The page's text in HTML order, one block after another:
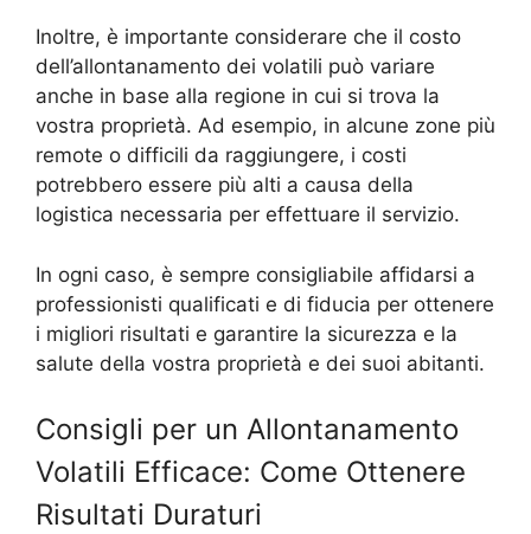
Inoltre, è importante considerare che il costo
dell’allontanamento dei volatili può variare
anche in base alla regione in cui si trova la
vostra proprietà. Ad esempio, in alcune zone più
remote o difficili da raggiungere, i costi
potrebbero essere più alti a causa della
logistica necessaria per effettuare il servizio.
In ogni caso, è sempre consigliabile affidarsi a
professionisti qualificati e di fiducia per ottenere
i migliori risultati e garantire la sicurezza e la
salute della vostra proprietà e dei suoi abitanti.
Consigli per un Allontanamento
Volatili Efficace: Come Ottenere
Risultati Duraturi